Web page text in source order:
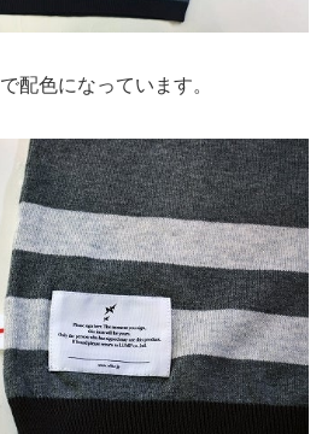
配色になっています。